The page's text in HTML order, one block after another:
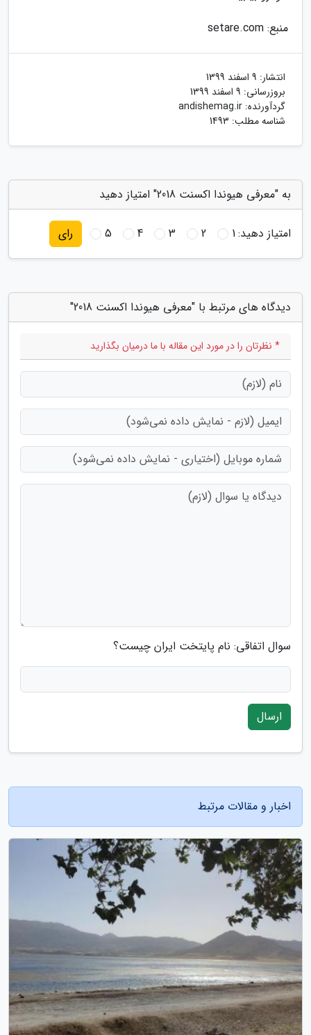
منبع: setare.com
انتشار: 9 اسفند 1399
بروزرسانی: 9 اسفند 1399
گردآورنده: andishemag.ir
شناسه مطلب: 1493
به "معرفی هیوندا اکسنت 2018" امتیاز دهید
امتیاز دهید:1
2
3
4
5 رای
دیدگاه های مرتبط با "معرفی هیوندا اکسنت 2018"
* نظرتان را در مورد این مقاله با ما درمیان بگذارید
سوال اتفاقی: نام پایتخت ایران چیست؟
ارسال
اخبار و مقالات مرتبط